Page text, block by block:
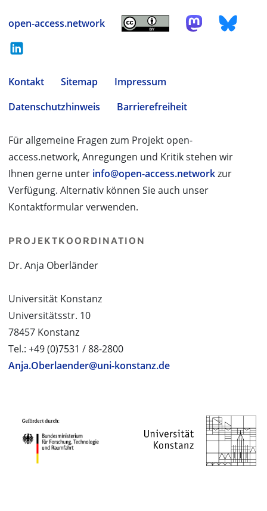
open-access.network
Kontakt Sitemap
Impressum
Datenschutzhinweis
Barrierefreiheit
Für allgemeine Fragen zum Projekt open-
access.network, Anregungen und Kritik stehen wir
Ihnen gerne unter info@open-access.networkzur
Verfügung. Alternativ können Sie auch unser
Kontaktformular verwenden.
PROJEKTKOORDINATION
Dr. Anja Oberländer
Universität Konstanz
Universitätsstr. 10
78457 Konstanz
Tel.: +49 (0)7531 / 88-2800
Anja.Oberlaender@uni-konstanz.de